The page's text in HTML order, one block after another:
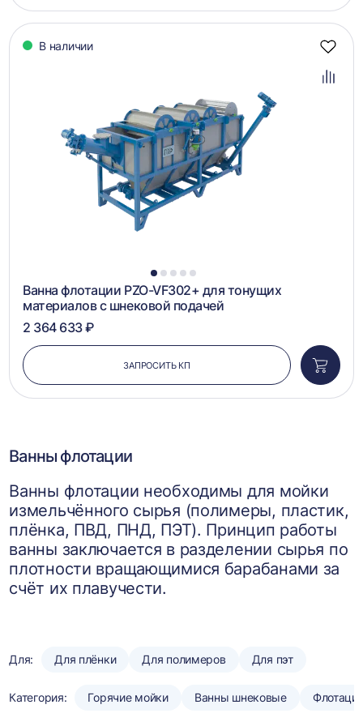
В наличии
1 2 3 4 5
Ванна флотации PZO-VF302+ для тонущих
материалов с шнековой подачей
2 364 633 ₽
ЗАПРОСИТЬ КП
в
Ванны флотации
Ванны флотации необходимы для мойки
измельчённого сырья (полимеры, пластик,
плёнка, ПВД, ПНД, ПЭТ). Принцип работы
ванны заключается в разделении сырья по
плотности вращающимися барабанами за
счёт их плавучести.
Для: Для плёнки Для полимеров Для пэт
Категория: Горячие мойки Ванны шнековые